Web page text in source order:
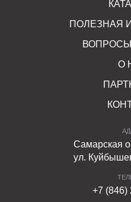
На выбор предлагаются
600x300x150,
Благодаря использованию
следующими
высокие эстетические
стойкость к
ПОЛЕЗНАЯ
О
Самарская
ул.
+7 (846)